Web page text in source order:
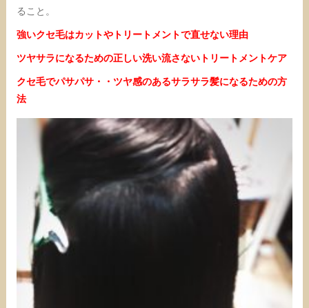
ること。
強いクセ毛はカットやトリートメントで直せない理由
ツヤサラになるための正しい洗い流さないトリートメントケア
クセ毛でパサパサ・・ツヤ感のあるサラサラ髪になるための方
法